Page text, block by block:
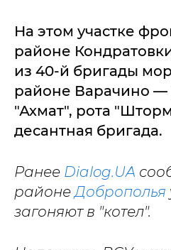
На этом участке
районе
из 40-й бригады
районе Варачино —
"Ахмат", рота
десантная бригада.
Ранее Dialog.UA
районеДоброполья
загоняют в "котел".